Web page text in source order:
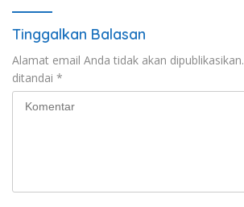
Tinggalkan Balasan
Alamat email Anda tidak akan dipublikasikan.
ditandai *